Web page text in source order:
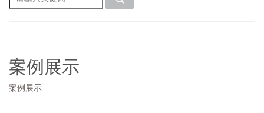
案例展示
案例展示